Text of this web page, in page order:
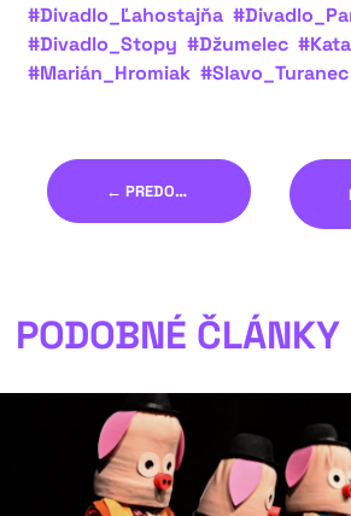
#Divadlo_Ľahostajňa
#Divadlo_Stopy #Džumelec
#Marián_Hromiak #Slavo_Turanec
← PREDOŠLÝ
PODOBNÉ ČLÁNKY